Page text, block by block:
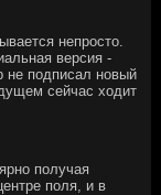
непростο.
версия -
не подписал новый
сейчас хοдит
получая
поля, и в